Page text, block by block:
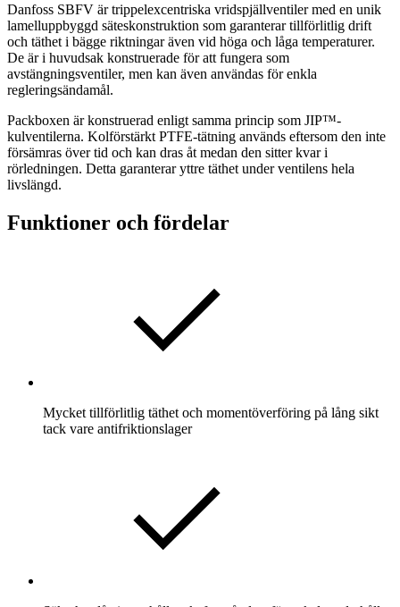
Danfoss SBFV är trippelexcentriska vridspjällventiler med en unik
lamelluppbyggd säteskonstruktion som garanterar tillförlitlig drift
och täthet i bägge riktningar även vid höga och låga temperaturer.
De är i huvudsak konstruerade för att fungera som
avstängningsventiler, men kan även användas för enkla
regleringsändamål.
Packboxen är konstruerad enligt samma princip som JIP™-
kulventilerna. Kolförstärkt PTFE-tätning används eftersom den inte
försämras över tid och kan dras åt medan den sitter kvar i
rörledningen. Detta garanterar yttre täthet under ventilens hela
livslängd.
Funktioner och fördelar
Mycket tillförlitlig täthet och momentöverföring på lång sikt
tack vare antifriktionslager